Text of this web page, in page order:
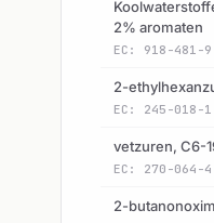
2% aromaten
EC: 918-481-9
2-
EC: 245-018-1
vetzuren, C6-
EC: 270-064-4
2-butanonoxim